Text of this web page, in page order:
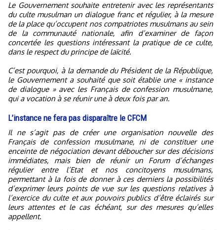
Le Gouvernement souhaite entretenir avec les représentants
du culte musulman un dialogue franc et régulier, à la mesure
de la place qu’occupent nos compatriotes musulmans au sein
de la communauté nationale, afin d’examiner de façon
concertée les questions intéressant la pratique de ce culte,
dans le respect du principe de laïcité.
C’est pourquoi, à la demande du Président de la République,
le Gouvernement a souhaité que soit établie une « instance
de dialogue » avec les Français de confession musulmane,
qui a vocation à se réunir une à deux fois par an.
L’instance ne fera pas disparaître le CFCM
Il ne s’agit pas de créer une organisation nouvelle des
Français de confession musulmane, ni de constituer une
enceinte de négociation devant déboucher sur des décisions
immédiates, mais bien de réunir un Forum d’échanges
régulier entre l’Etat et nos concitoyens musulmans,
permettant à la fois de donner à ces derniers la possibilités
d’exprimer leurs points de vue sur les questions relatives à
l’exercice du culte et aux pouvoirs publics d’être éclairés sur
leurs attentes et le cas échéant, sur des mesures qu’elles
appellent.